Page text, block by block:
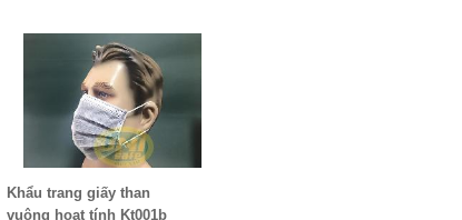
Khẩu trang giấy than
vuông hoạt tính Kt001b